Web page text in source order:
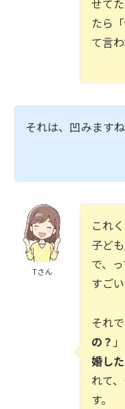
せて
たら「
て言わ
それは、凹みますね
Tさん
これ
子ど
で、
すご
それ
の？
婚し
れて
す。